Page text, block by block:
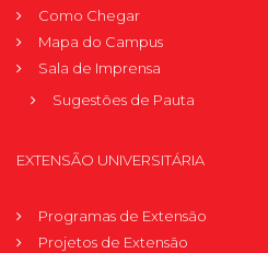
Como Chegar
Mapa do Campus
Sala de Imprensa
Sugestões de Pauta
EXTENSÃO UNIVERSITÁRIA
Programas de Extensão
Projetos de Extensão